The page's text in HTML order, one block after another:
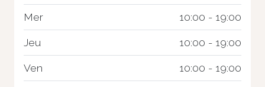
Mer 10:00 - 19:00
Jeu 10:00 - 19:00
Ven 10:00 - 19:00